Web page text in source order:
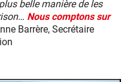
belle manière de les
Nous comptons sur
Barrère, Secrétaire